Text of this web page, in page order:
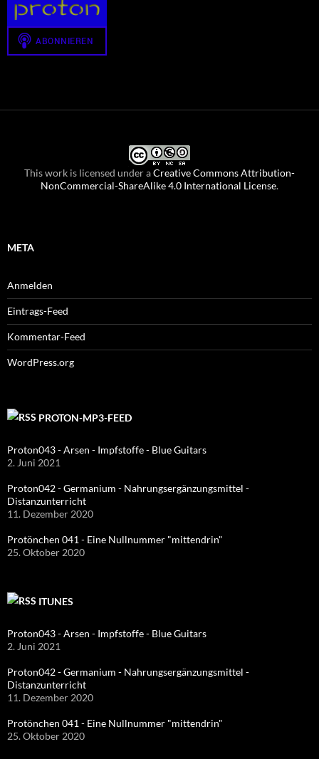
This work is licensed under aCreative Commons Attribution-
NonCommercial-ShareAlike 4.0 International License.
META
Anmelden
Eintrags-Feed
Kommentar-Feed
WordPress.org
PROTON-MP3-FEED
Proton043 - Arsen - Impfstoffe - Blue Guitars
2. Juni 2021
Proton042 - Germanium - Nahrungsergänzungsmittel -
Distanzunterricht
11. Dezember 2020
Protönchen 041 - Eine Nullnummer "mittendrin"
25. Oktober 2020
ITUNES
Proton043 - Arsen - Impfstoffe - Blue Guitars
2. Juni 2021
Proton042 - Germanium - Nahrungsergänzungsmittel -
Distanzunterricht
11. Dezember 2020
Protönchen 041 - Eine Nullnummer "mittendrin"
25. Oktober 2020